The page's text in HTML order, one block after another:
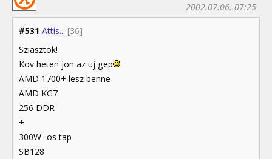
#531 Attis... [36]
2002.07.06. 07:25
Sziasztok!
Kov heten jon az uj gep
AMD 1700+ lesz benne
AMD KG7
256 DDR
+
300W -os tap
SB128